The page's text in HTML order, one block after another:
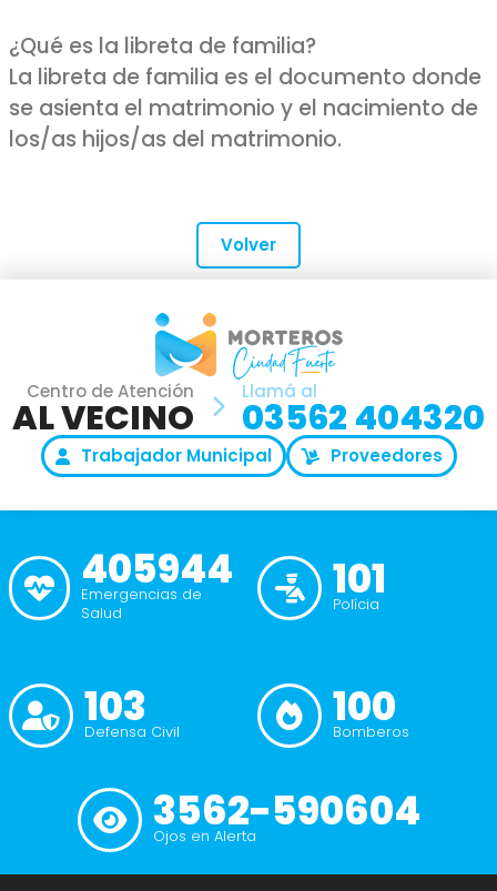
¿Qué es la libreta de familia?
La libreta de familia es el documento donde
se asienta el matrimonio y el nacimiento de
los/as hijos/as del matrimonio.
Volver
Centro de Atención
AL VECINO
Llamá al
03562 404320
Trabajador Municipal Proveedores
405944
Emergencias de
Salud
101
Polícia
103
Defensa Civil 100
Bomberos
3562-590604
Ojos en Alerta